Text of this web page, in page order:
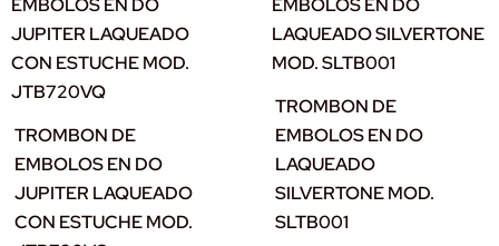
TROMBON DE
EMBOLOS EN DO
JUPITER LAQUEADO
CON ESTUCHE MOD.
TROMBON DE
EMBOLOS EN DO
LAQUEADO
SILVERTONE MOD.
SLTB001